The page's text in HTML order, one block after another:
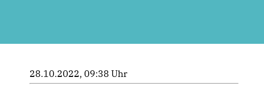
28.10.2022, 09:38 Uhr